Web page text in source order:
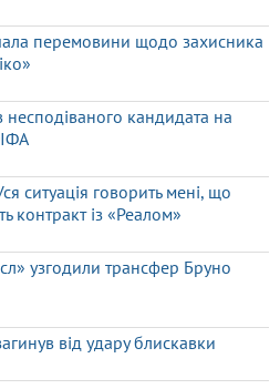
перемовини щодо захисника
несподіваного кандидата на
ситуація говорить мені, що
контракт із «Реалом»
узгодили трансфер Бруно
від удару блискавки